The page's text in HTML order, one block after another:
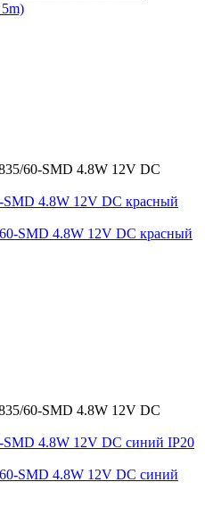
60-SMD 4.8W 12V DC
SMD 4.8W 12V DC красный
60-SMD 4.8W 12V DC
SMD 4.8W 12V DC синий IP20